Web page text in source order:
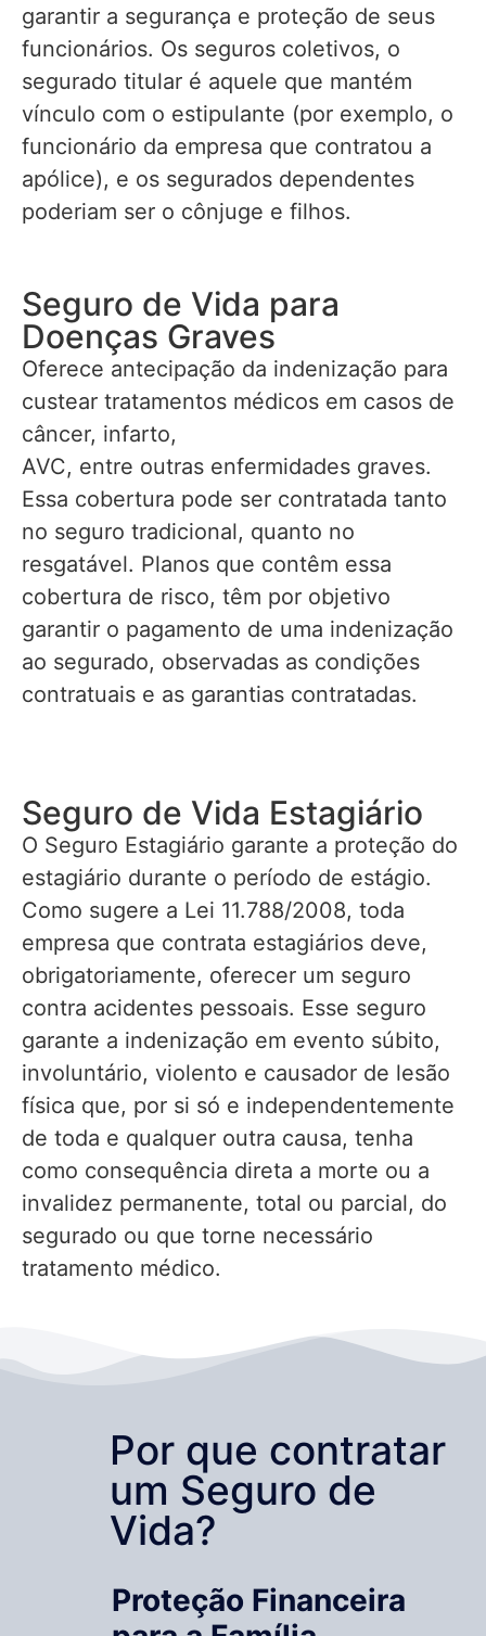
garantir a segurança e proteção de seus
funcionários. Os seguros coletivos, o
segurado titular é aquele que mantém
vínculo com o estipulante (por exemplo, o
funcionário da empresa que contratou a
apólice), e os segurados dependentes
poderiam ser o cônjuge e filhos.
Seguro de Vida para
Doenças Graves
Oferece antecipação da indenização para
custear tratamentos médicos em casos de
câncer, infarto,
AVC, entre outras enfermidades graves.
Essa cobertura pode ser contratada tanto
no seguro tradicional, quanto no
resgatável. Planos que contêm essa
cobertura de risco, têm por objetivo
garantir o pagamento de uma indenização
ao segurado, observadas as condições
contratuais e as garantias contratadas.
Seguro de Vida Estagiário
O Seguro Estagiário garante a proteção do
estagiário durante o período de estágio.
Como sugere a Lei 11.788/2008, toda
empresa que contrata estagiários deve,
obrigatoriamente, oferecer um seguro
contra acidentes pessoais. Esse seguro
garante a indenização em evento súbito,
involuntário, violento e causador de lesão
física que, por si só e independentemente
de toda e qualquer outra causa, tenha
como consequência direta a morte ou a
invalidez permanente, total ou parcial, do
segurado ou que torne necessário
tratamento médico.
Por que contratar
um Seguro de
Vida?
Proteção Financeira